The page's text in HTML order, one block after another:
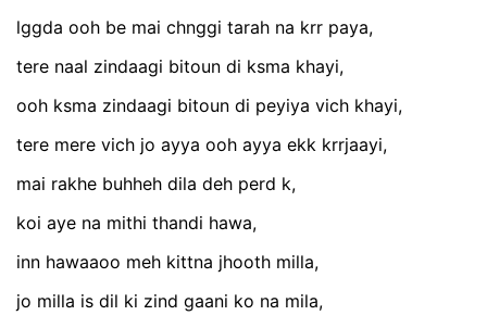
lggda ooh be mai chnggi tarah na krr paya,
tere naal zindaagi bitoun di ksma khayi,
ooh ksma zindaagi bitoun di peyiya vich khayi,
tere mere vich jo ayya ooh ayya ekk krrjaayi,
mai rakhe buhheh dila deh perd k,
koi aye na mithi thandi hawa,
inn hawaaoo meh kittna jhooth milla,
jo milla is dil ki zind gaani ko na mila,